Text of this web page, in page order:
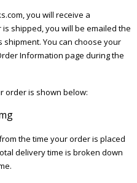
вес
г со съёмной антенной и
88х52х30 мм, хорошо
максимальный
и алюминиевому
you will receive a
shipped, you will be emailed the
You can choose your
Information page during the
order is shown below:
the time your order is placed
delivery time is broken down